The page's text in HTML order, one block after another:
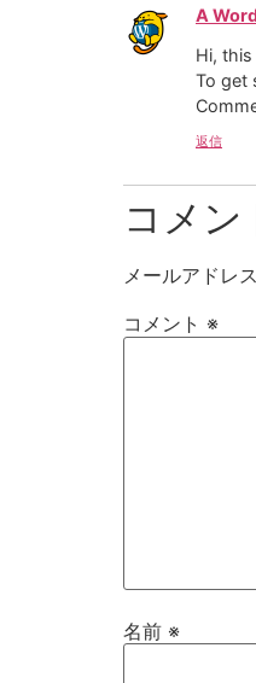
A
Hi,
To get
返信
コメン
メールアドレ
コメント ※
名前 ※